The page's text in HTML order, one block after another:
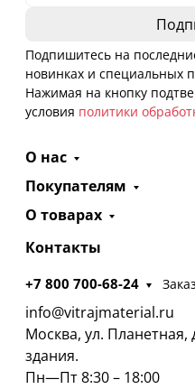
Подпишитесь на
новинках и специальных
Нажимая на кнопку
условия политики
О нас
Покупателям
О товарах
Контакты
+7 800 700-68-24
info@vitrajmaterial.ru
Москва, ул.
здания.
Пн—Пт 8:30 – 18:00